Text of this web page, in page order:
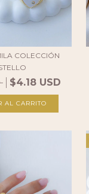
COLECCIÓN
$4.18 USD
AL CARRITO